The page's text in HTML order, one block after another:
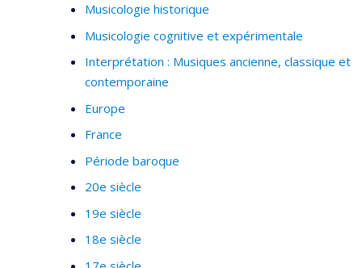
Musicologie historique
Musicologie cognitive et expérimentale
Interprétation : Musiques ancienne, classique et
contemporaine
Europe
France
Période baroque
20e siècle
19e siècle
18e siècle